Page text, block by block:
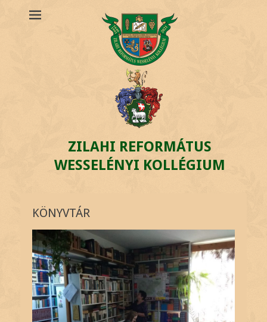
ZILAHI REFORMÁTUS
WESSELÉNYI KOLLÉGIUM
KÖNYVTÁR